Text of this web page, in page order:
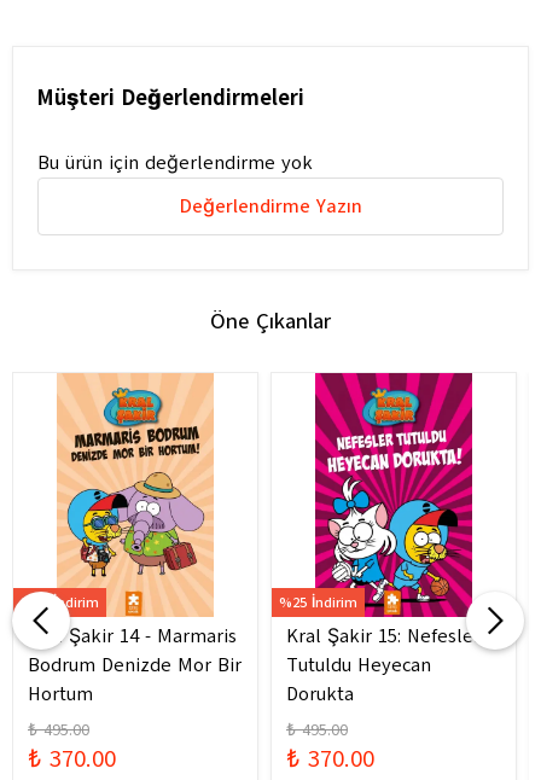
Müşteri Değerlendirmeleri
Bu ürün için değerlendirme yok
Değerlendirme Yazın
Öne Çıkanlar
%25 İndirim
Kral Şakir 14 - Marmaris
Bodrum Denizde Mor Bir
Hortum
₺ 495.00
₺ 370.00
%25 İndirim
Kral Şakir 15: Nefesler
Tutuldu Heyecan
Dorukta
₺ 495.00
₺ 370.00